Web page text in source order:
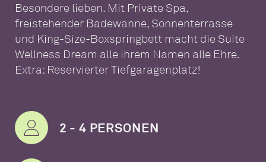
Besondere lieben. Mit Private Spa,
freistehender Badewanne, Sonnenterrasse
und King-Size-Boxspringbett macht die Suite
Wellness Dream alle ihrem Namen alle Ehre.
Extra: Reservierter Tiefgaragenplatz!
2 - 4 PERSONEN